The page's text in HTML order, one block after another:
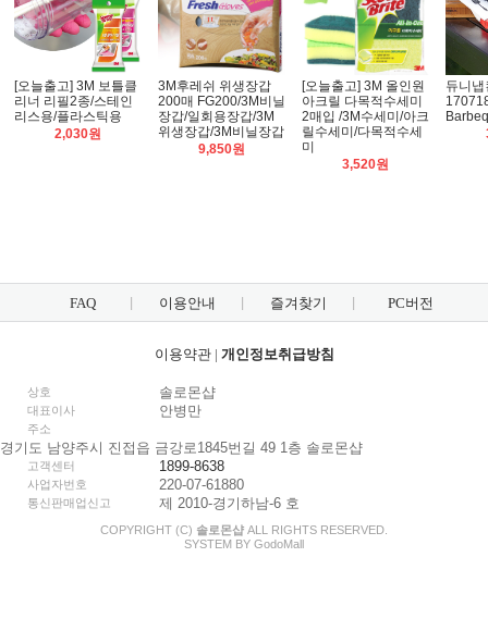
[오늘출고] 3M 보틀클
리너 리필2종/스테인
리스용/플라스틱용
2,030원
3M후레쉬 위생장갑
200매 FG200/3M비닐
장갑/일회용장갑/3M
위생장갑/3M비닐장갑
9,850원
[오늘출고] 3M 올인원
아크릴 다목적수세미
2매입 /3M수세미/아크
릴수세미/다목적수세
미
3,520원
듀니
FAQ 이용안내 즐겨찾기 PC버전
이용약관| 개인정보취급방침
상호 솔로몬샵
대표이사 안병만
주소
경기도 남양주시 진접읍 금강로1845번길 49 1층 솔로몬샵
고객센터 1899-8638
사업자번호 220-07-61880
통신판매업신고 제 2010-경기하남-6 호
COPYRIGHT (C) 솔로몬샵 ALL RIGHTS RESERVED.
SYSTEM BY GodoMall